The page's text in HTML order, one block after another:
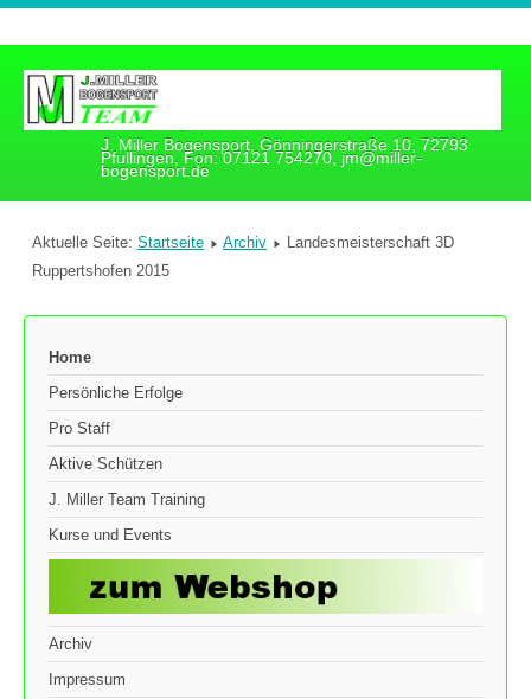
J. Miller Bogensport, Gönningerstraße 10, 72793
Pfullingen, Fon: 07121 754270, jm@miller-
bogensport.de
Aktuelle Seite: Startseite Archiv
Landesmeisterschaft 3D
Ruppertshofen 2015
Home
Persönliche Erfolge
Pro Staff
Aktive Schützen
J. Miller Team Training
Kurse und Events
Archiv
Impressum